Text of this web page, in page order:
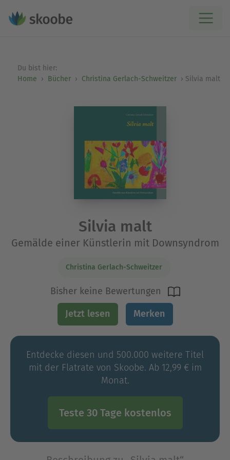
Du bist hier:
Home
Bücher Christina Gerlach-Schweitzer Silvia malt
Silvia malt
Gemälde einer Künstlerin mit Downsyndrom
Christina Gerlach-Schweitzer
Bisher keine Bewertungen
Jetzt lesen Merken
Entdecke diesen und 500.000 weitere Titel
mit der Flatrate von Skoobe. Ab 12,99 € im
Monat.
Teste 30 Tage kostenlos